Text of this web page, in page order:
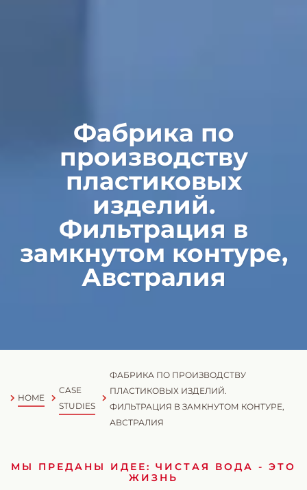
Фабрика по
производству
пластиковых
изделий.
Фильтрация в
замкнутом контуре,
Австралия
HOME
CASE
STUDIES
ФАБРИКА ПО ПРОИЗВОДСТВУ
ПЛАСТИКОВЫХ ИЗДЕЛИЙ.
ФИЛЬТРАЦИЯ В ЗАМКНУТОМ КОНТУРЕ,
АВСТРАЛИЯ
МЫ ПРЕДАНЫ ИДЕЕ: ЧИСТАЯ ВОДА - ЭТО
ЖИЗНЬ